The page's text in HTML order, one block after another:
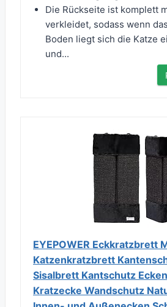
Die Rückseite ist komplett
verkleidet, sodass wenn
Boden liegt sich die Katze
und...
EYEPOWER Eckkratzbrett
Katzenkratzbrett
Sisalbrett Kantschutz
Kratzecke Wandschutz